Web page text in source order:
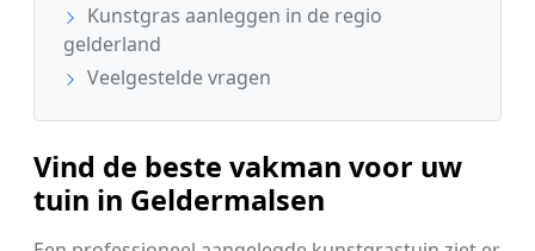
Kunstgras aanleggen in de regio
gelderland
Veelgestelde vragen
Vind de beste vakman voor uw
tuin in Geldermalsen